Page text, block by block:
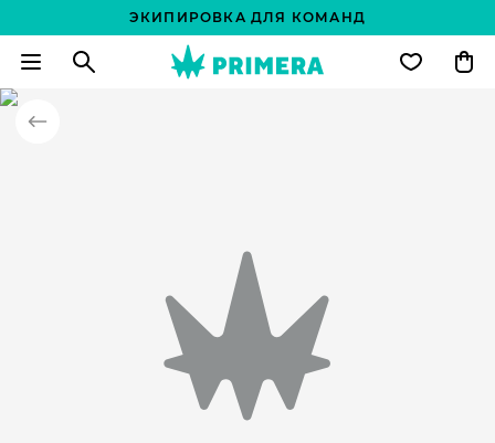
ЭКИПИРОВКА ДЛЯ КОМАНД